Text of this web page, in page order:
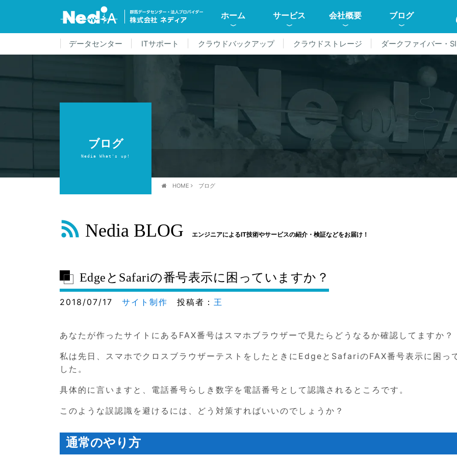
ホーム サービス 会社概要 ブログ
データセンター ITサポート クラウドバックアップ クラウドストレージ ダークファイバー・
ブログ
Nedia What's up!
HOME ブログ
Nedia BLOG エンジニアによるIT技術やサービスの紹介・検証などをお届け！
EdgeとSafariの番号表示に困っていますか？
2018/07/17 サイト制作 投稿者： 王
あなたが作ったサイトにあるFAX番号はスマホブラウザーで見たらどうなるか確認してますか？
私は先日、スマホでクロスブラウザーテストをしたときにEdgeとSafariのFAX番号表示に困っ
した。
具体的に言いますと、電話番号らしき数字を電話番号として認識されるところです。
このような誤認識を避けるには、どう対策すればいいのでしょうか？
通常のやり方